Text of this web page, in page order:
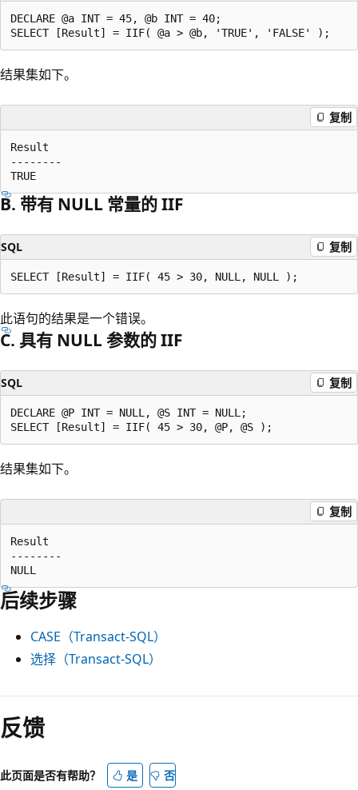
DECLARE @a INT = 45, @b INT = 40;
结果集如下。
复制
Result
--------
B. 带有 NULL 常量的 IIF
SQL 复制
此语句的结果是一个错误。
C. 具有 NULL 参数的 IIF
SQL 复制
DECLARE @P INT = NULL, @S INT = NULL;
结果集如下。
复制
Result
--------
后续步骤
CASE（Transact-SQL）
选择（Transact-SQL）
反馈
此页面是否有帮助？ 是 否